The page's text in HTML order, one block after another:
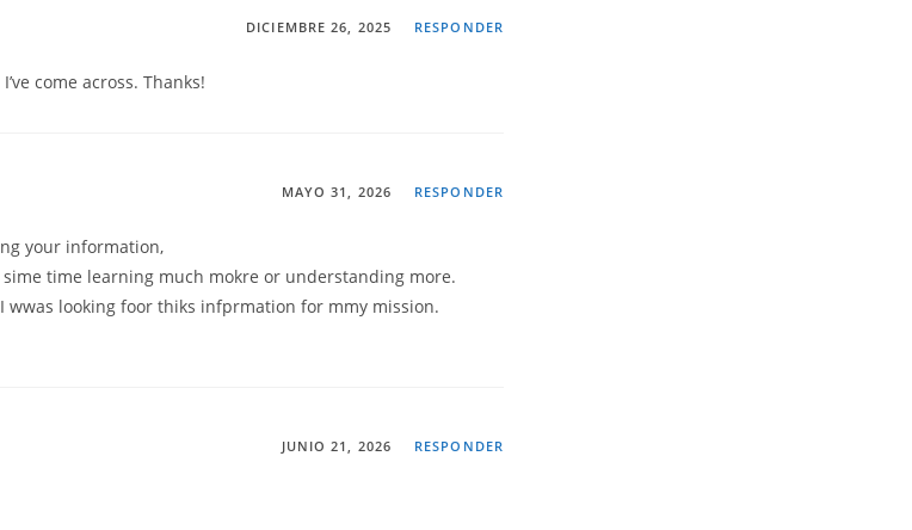
DICIEMBRE 26, 2025 RESPONDER
come across. Thanks!
MAYO 31, 2026 RESPONDER
your information,
time learning much mokre or understanding more.
looking foor thiks infprmation for mmy mission.
JUNIO 21, 2026 RESPONDER